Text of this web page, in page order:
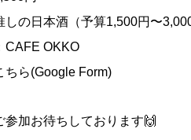
しの日本酒（予算1,500円〜
CAFE OKKO
ちら(Google Form)
参加お待ちしております🙌